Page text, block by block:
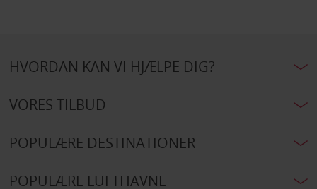
HVORDAN KAN VI HJÆLPE DIG?
VORES TILBUD
POPULÆRE DESTINATIONER
POPULÆRE LUFTHAVNE